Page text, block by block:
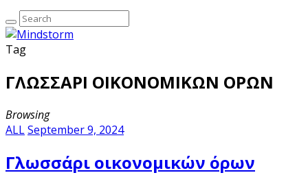
Tag
ΓΛΩΣΣΑΡΙ ΟΙΚΟΝΟΜΙΚΩΝ ΟΡΩΝ
Browsing
ALLSeptember 9, 2024
Γλωσσάρι οικονομικών όρων